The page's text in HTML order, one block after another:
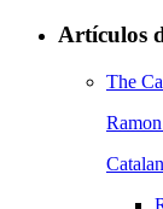
Artículos
The